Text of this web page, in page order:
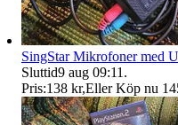
SingStar Mikrofoner med
Sluttid9 aug 09:11 .
Pris:138 kr,Eller Köp nu